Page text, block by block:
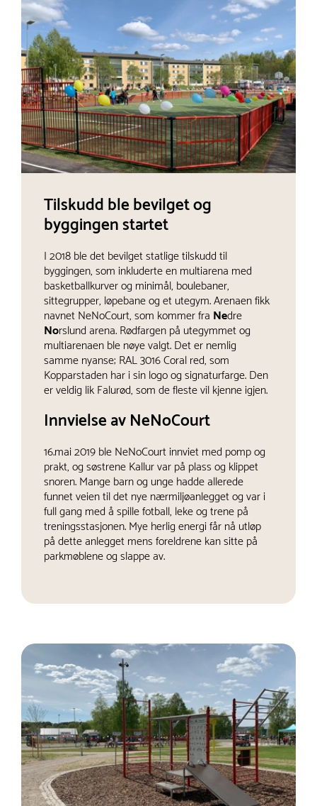
Tilskudd ble bevilget og
byggingen startet
I 2018 ble det bevilget statlige tilskudd til
byggingen, som inkluderte en multiarena med
basketballkurver og minimål, boulebaner,
sittegrupper, løpebane og et utegym. Arenaen fikk
navnet NeNoCourt, som kommer fra Nedre
Norslund arena. Rødfargen på utegymmet og
multiarenaen ble nøye valgt. Det er nemlig
samme nyanse; RAL 3016 Coral red, som
Kopparstaden har i sin logo og signaturfarge. Den
er veldig lik Falurød, som de fleste vil kjenne igjen.
Innvielse av NeNoCourt
16.mai 2019 ble NeNoCourt innviet med pomp og
prakt, og søstrene Kallur var på plass og klippet
snoren. Mange barn og unge hadde allerede
funnet veien til det nye nærmiljøanlegget og var i
full gang med å spille fotball, leke og trene på
treningsstasjonen. Mye herlig energi får nå utløp
på dette anlegget mens foreldrene kan sitte på
parkmøblene og slappe av.